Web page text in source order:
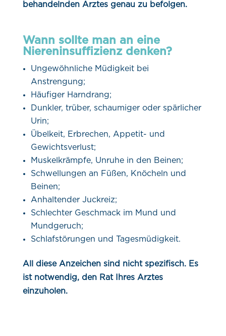
behandelnden Arztes genau zu befolgen.
Wann sollte man an eine
Niereninsuffizienz denken?
Ungewöhnliche Müdigkeit bei
Anstrengung;
Häufiger Harndrang;
Dunkler, trüber, schaumiger oder spärlicher
Urin;
Übelkeit, Erbrechen, Appetit- und
Gewichtsverlust;
Muskelkrämpfe, Unruhe in den Beinen;
Schwellungen an Füßen, Knöcheln und
Beinen;
Anhaltender Juckreiz;
Schlechter Geschmack im Mund und
Mundgeruch;
Schlafstörungen und Tagesmüdigkeit.
All diese Anzeichen sind nicht spezifisch. Es
ist notwendig, den Rat Ihres Arztes
einzuholen.